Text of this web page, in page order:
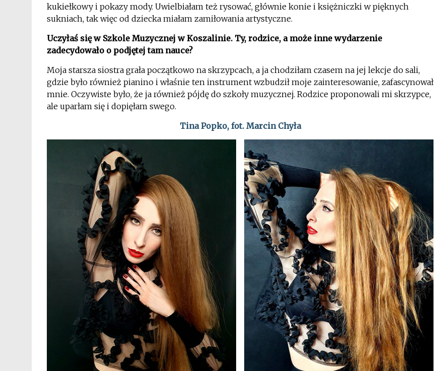
kukiełkowy i pokazy mody. Uwielbiałam też rysować, głównie konie i księżniczki w pięknych
sukniach, tak więc od dziecka miałam zamiłowania artystyczne.
Uczyłaś się w Szkole Muzycznej w Koszalinie. Ty, rodzice, a może inne wydarzenie
zadecydowało o podjętej tam nauce?
Moja starsza siostra grała początkowo na skrzypcach, a ja chodziłam czasem na jej lekcje do sali,
gdzie było również pianino i właśnie ten instrument wzbudził moje zainteresowanie, zafascynował
mnie. Oczywiste było, że ja również pójdę do szkoły muzycznej. Rodzice proponowali mi skrzypce,
ale uparłam się i dopięłam swego.
Tina Popko, fot. Marcin Chyła